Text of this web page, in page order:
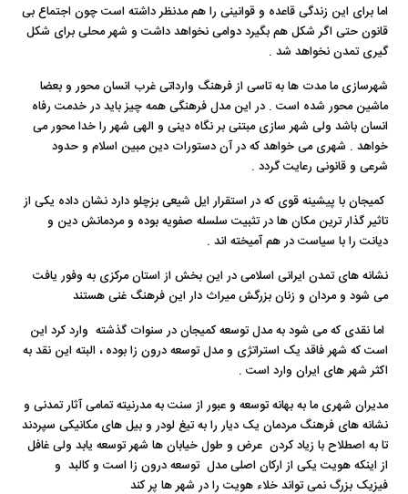
اما برای این زندگی قاعده و قوانینی را هم مدنظر داشته است چون اجتماع بی
قانون حتی اگر شکل هم بگیرد دوامی نخواهد داشت و شهر محلی برای شکل
گیری تمدن نخواهد شد .
شهرسازی ما مدت ها به تاسی از فرهنگ وارداتی غرب انسان محور و بعضا
ماشین محور شده است . در این مدل فرهنگی همه چیز باید در خدمت رفاه
انسان باشد ولی شهر سازی مبتنی بر نگاه دینی و الهی شهر را خدا محور می
خواهد . شهری می خواهد که در آن دستورات دین مبین اسلام و حدود
شرعی و قانونی رعایت گردد .
کمیجان با پیشینه قوی که در استقرار ایل شیعی بزچلو دارد نشان داده یکی از
تاثیر گذار ترین مکان ها در تثبیت سلسله صفویه بوده و مردمانش دین و
دیانت را با سیاست در هم آمیخته اند .
نشانه های تمدن ایرانی اسلامی در این بخش از استان مرکزی به وفور یافت
می شود و مردان و زنان بزرگش میراث دار این فرهنگ غنی هستند
اما نقدی که می شود به مدل توسعه کمیجان در سنوات گذشته وارد کرد این
است که شهر فاقد یک استراتژی و مدل توسعه درون زا بوده ، البته این نقد به
اکثر شهر های ایران وارد است .
مدیران شهری ما به بهانه توسعه و عبور از سنت به مدرنیته تمامی آثار تمدنی و
نشانه های فرهنگ مردمان یک دیار را به تیغ لودر و بیل های مکانیکی سپردند
تا به اصطلاح با زیاد کردن عرض و طول خیابان ها شهر توسعه یابد ولی غافل
از اینکه هویت یکی از ارکان اصلی مدل توسعه درون زا است و کالبد و
فیزیک بزرگ نمی تواند خلاء هویت را در شهر ها پر کند